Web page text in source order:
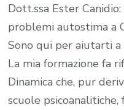
Dott.ssa Ester
problemi autostima a
Sono qui per aiutarti
La mia formazione fa
Dinamica che, pur
scuole